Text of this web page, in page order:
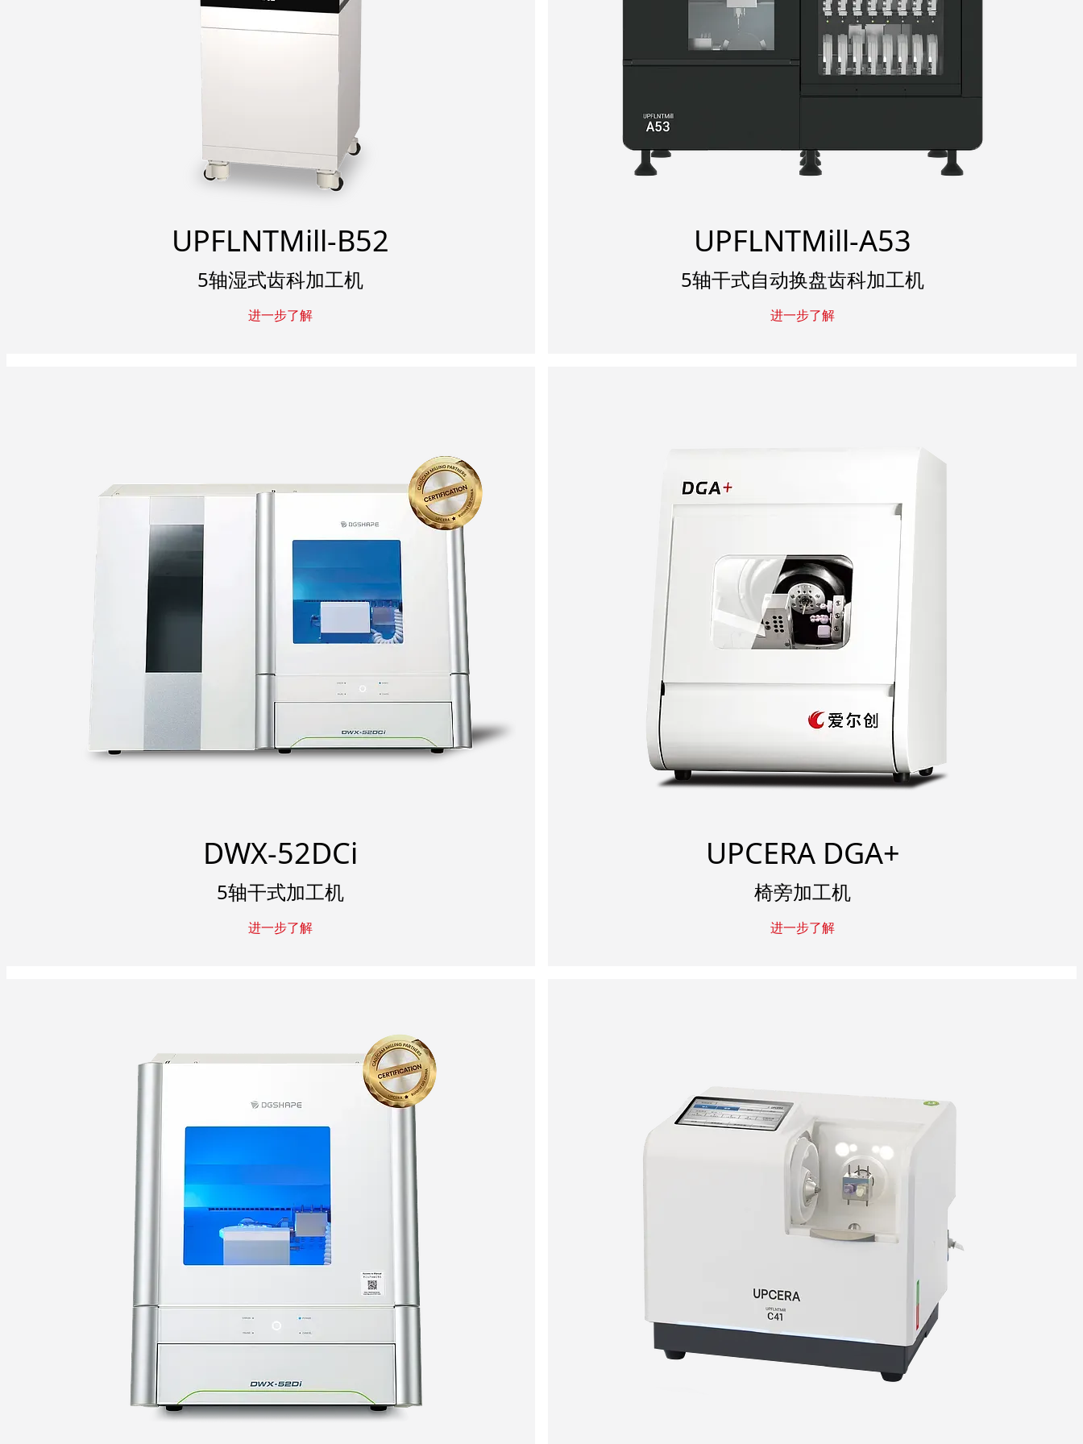
UPFLNTMill-B52
5轴湿式齿科加工机
进一步了解
UPFLNTMill-A53
5轴干式自动换盘齿科加工机
进一步了解
DWX-52DCi
5轴干式加工机
进一步了解
UPCERA DGA+
椅旁加工机
进一步了解